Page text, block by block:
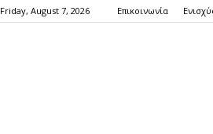
Friday, August 7, 2026 Επικοινωνία